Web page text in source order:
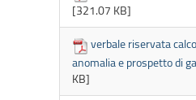
[321.07 KB]
verbale riservata
anomalia e prospetto di
KB]